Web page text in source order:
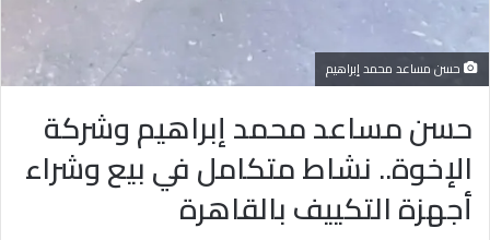
حسن مساعد محمد إبراهيم
حسن مساعد محمد إبراهيم وشركة
الإخوة.. نشاط متكامل في بيع وشراء
أجهزة التكييف بالقاهرة